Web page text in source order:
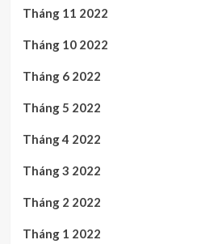
Tháng 11 2022
Tháng 10 2022
Tháng 6 2022
Tháng 5 2022
Tháng 4 2022
Tháng 3 2022
Tháng 2 2022
Tháng 1 2022